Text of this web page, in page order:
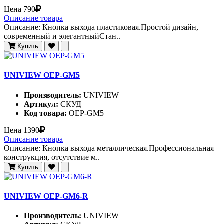
Цена 790
Описание товара
Описание: Кнопка выхода пластиковая.Простой дизайн,
современный и элегантныйСтан..
Купить
UNIVIEW OEP-GM5
Производитель: UNIVIEW
Артикул: СКУД
Код товара: OEP-GM5
Цена 1390
Описание товара
Описание: Кнопка выхода металлическая.Профессиональная
конструкция, отсутствие м..
Купить
UNIVIEW OEP-GM6-R
Производитель: UNIVIEW